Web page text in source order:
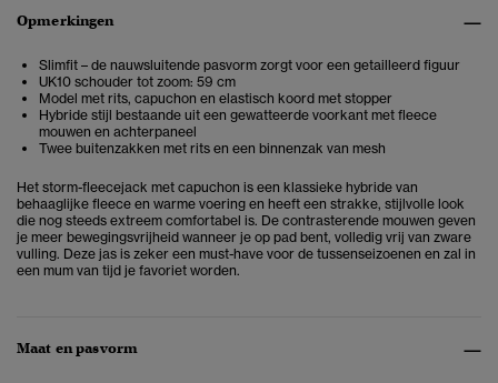
Opmerkingen
Slimfit – de nauwsluitende pasvorm zorgt voor een getailleerd figuur
UK10 schouder tot zoom: 59 cm
Model met rits, capuchon en elastisch koord met stopper
Hybride stijl bestaande uit een gewatteerde voorkant met fleece
mouwen en achterpaneel
Twee buitenzakken met rits en een binnenzak van mesh
Het storm-fleecejack met capuchon is een klassieke hybride van
behaaglijke fleece en warme voering en heeft een strakke, stijlvolle look
die nog steeds extreem comfortabel is. De contrasterende mouwen geven
je meer bewegingsvrijheid wanneer je op pad bent, volledig vrij van zware
vulling. Deze jas is zeker een must-have voor de tussenseizoenen en zal in
een mum van tijd je favoriet worden.
Maat en pasvorm